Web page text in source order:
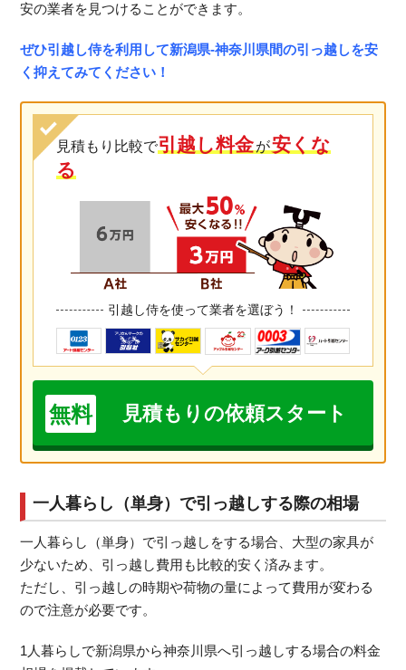
安の業者を見つけることができます。
ぜひ引越し侍を利用して新潟県-神奈川県間の引っ越しを安
く抑えてみてください！
見積もり比較で引越し料金が安くな
る
引越し侍を使って業者を選ぼう！
無料 見積もりの依頼スタート
一人暮らし（単身）で引っ越しする際の相場
一人暮らし（単身）で引っ越しをする場合、大型の家具が
少ないため、引っ越し費用も比較的安く済みます。
ただし、引っ越しの時期や荷物の量によって費用が変わる
ので注意が必要です。
1人暮らしで新潟県から神奈川県へ引っ越しする場合の料金